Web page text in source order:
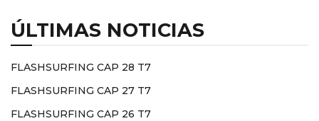
ÚLTIMAS NOTICIAS
FLASHSURFING CAP 28 T7
FLASHSURFING CAP 27 T7
FLASHSURFING CAP 26 T7